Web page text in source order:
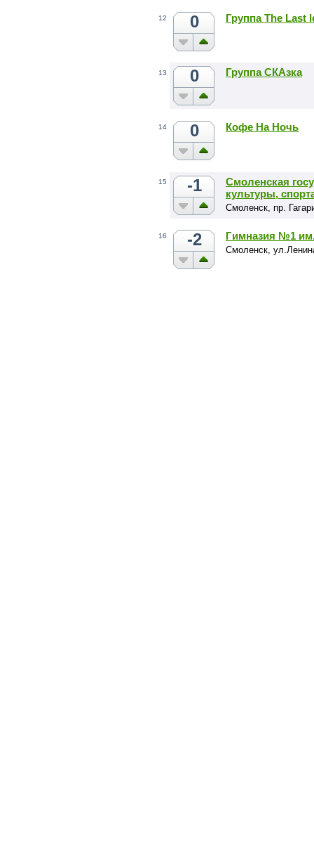
12 0 Группа The Last
13 0 Группа СКАзка
14 0 Кофе На Ночь
15 -1
Смоленская
культуры,
Смоленск, пр.
16 -2 Гимназия №1
Смоленск,